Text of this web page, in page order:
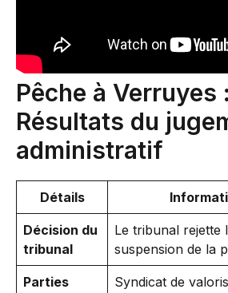
Pêche à Verruyes :
Résultats du
administratif
Détails
Décision du
tribunal
Le tribunal rejette
suspension de la
Parties
Syndicat de